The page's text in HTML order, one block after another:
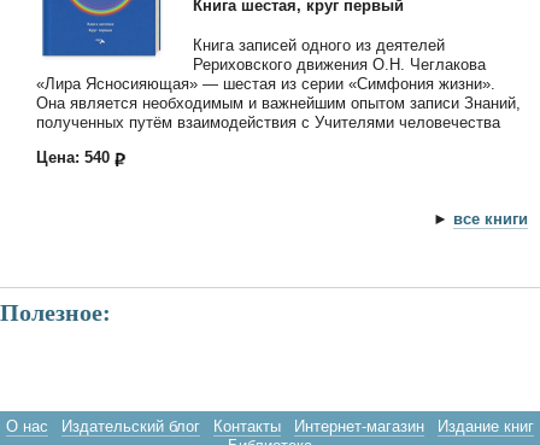
Книга шестая, круг первый
Книга записей одного из деятелей
Рериховского движения О.Н. Чеглакова
«Лира Ясносияющая» — шестая из серии «Симфония жизни».
Она является необходимым и важнейшим опытом записи Знаний,
полученных путём взаимодействия с Учителями человечества
Цена: 540
► все книги
Полезное:
О нас Издательский блог Контакты Интернет-магазин
Издание книг